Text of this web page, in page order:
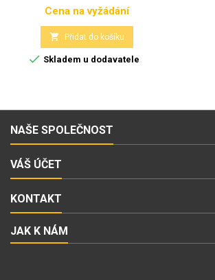
Cena
Cena na vyžádání
 Přidat do košíku
 Skladem u dodavatele
NAŠE SPOLEČNOST
VÁŠ ÚČET
KONTAKT
JAK K NÁM